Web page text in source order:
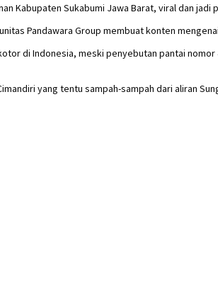
Kabupaten Sukabumi Jawa Barat, viral dan jadi
Pandawara Group membuat konten
di Indonesia, meski penyebutan pantai
yang tentu sampah-sampah dari aliran